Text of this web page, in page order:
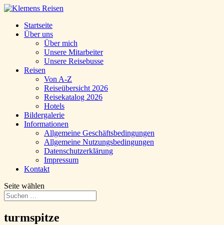
Startseite
Über uns
Über mich
Unsere Mitarbeiter
Unsere Reisebusse
Reisen
Von A-Z
Reiseübersicht 2026
Reisekatalog 2026
Hotels
Bildergalerie
Informationen
Allgemeine Geschäftsbedingungen
Allgemeine Nutzungsbedingungen
Datenschutzerklärung
Impressum
Kontakt
Seite wählen
turmspitze